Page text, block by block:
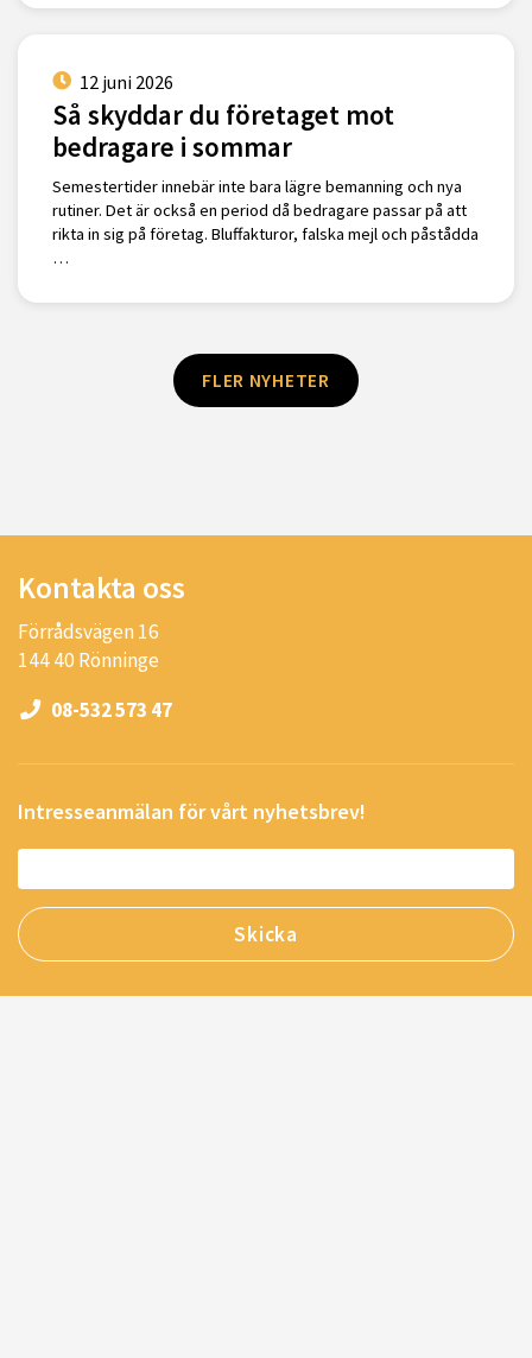
12 juni 2026
Så skyddar du företaget mot
bedragare i sommar
Semestertider innebär inte bara lägre bemanning och nya
rutiner. Det är också en period då bedragare passar på att
rikta in sig på företag. Bluffakturor, falska mejl och påstådda
…
FLER NYHETER
Kontakta oss
Förrådsvägen 16
144 40 Rönninge
08-532 573 47
Intresseanmälan för vårt nyhetsbrev!